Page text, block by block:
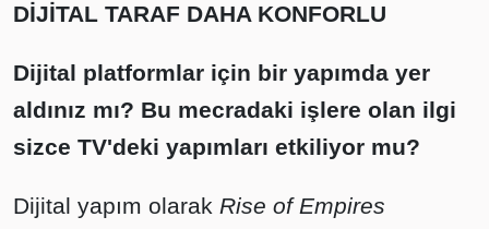
DİJİTAL TARAF DAHA KONFORLU
Dijital platformlar için bir yapımda yer
aldınız mı? Bu mecradaki işlere olan ilgi
sizce TV'deki yapımları etkiliyor mu?
Dijital yapım olarak Rise of Empires